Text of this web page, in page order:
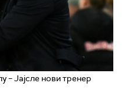
– Јајсле нови тренер